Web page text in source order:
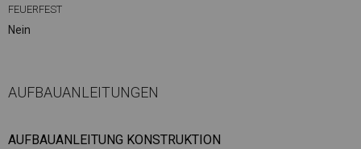
FEUERFEST
Nein
AUFBAUANLEITUNGEN
AUFBAUANLEITUNG KONSTRUKTION